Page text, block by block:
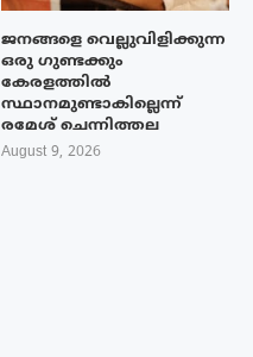
ജനങ്ങളെ വെല്ലുവിളിക്കുന്ന
ഒരു ഗുണ്ടക്കും
കേരളത്തിൽ
സ്ഥാനമുണ്ടാകില്ലെന്ന്
രമേശ് ചെന്നിത്തല
August 9, 2026